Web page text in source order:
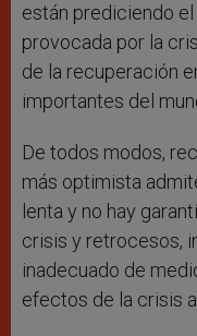
están prediciendo
provocada por la
de la recuperación
importantes del
De todos modos,
más optimista
lenta y no hay
crisis y retrocesos,
inadecuado de
efectos de la crisis